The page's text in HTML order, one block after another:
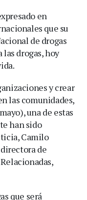
en
que su
de drogas
drogas, hoy
y crear
las comunidades,
una de estas
han sido
Camilo
de
que será